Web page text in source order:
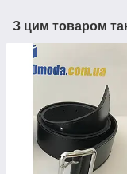
З цим товаром